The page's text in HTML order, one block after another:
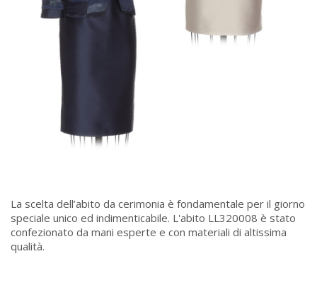
La scelta dell’abito da cerimonia è fondamentale per il giorno
speciale unico ed indimenticabile. L'abito LL320008 è stato
confezionato da mani esperte e con materiali di altissima
qualità.